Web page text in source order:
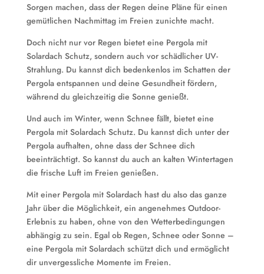
Sorgen machen, dass der Regen deine Pläne für einen
gemütlichen Nachmittag im Freien zunichte macht.
Doch nicht nur vor Regen bietet eine Pergola mit
Solardach Schutz, sondern auch vor schädlicher UV-
Strahlung. Du kannst dich bedenkenlos im Schatten der
Pergola entspannen und deine Gesundheit fördern,
während du gleichzeitig die Sonne genießt.
Und auch im Winter, wenn Schnee fällt, bietet eine
Pergola mit Solardach Schutz. Du kannst dich unter der
Pergola aufhalten, ohne dass der Schnee dich
beeinträchtigt. So kannst du auch an kalten Wintertagen
die frische Luft im Freien genießen.
Mit einer Pergola mit Solardach hast du also das ganze
Jahr über die Möglichkeit, ein angenehmes Outdoor-
Erlebnis zu haben, ohne von den Wetterbedingungen
abhängig zu sein. Egal ob Regen, Schnee oder Sonne –
eine Pergola mit Solardach schützt dich und ermöglicht
dir unvergessliche Momente im Freien.